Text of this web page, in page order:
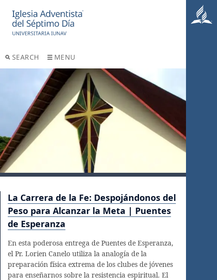
SEARCH MENU
La Carrera de la Fe: Despojándonos del
Peso para Alcanzar la Meta | Puentes
de Esperanza
En esta poderosa entrega de Puentes de Esperanza,
el Pr. Lorien Canelo utiliza la analogía de la
preparación física extrema de los clubes de jóvenes
para enseñarnos sobre la resistencia espiritual. El